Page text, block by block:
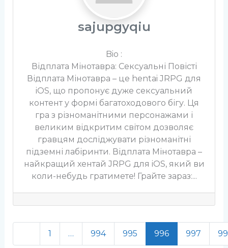
sajupgyqiu
Bio :
Відплата Мінотавра: Сексуальні Повісті
Відплата Мінотавра – це hentai JRPG для
iOS, що пропонує дуже сексуальний
контент у формі багатоходового бігу. Ця
гра з різноманітними персонажами і
великим відкритим світом дозволяє
гравцям досліджувати різноманітні
підземні лабіринти. Відплата Мінотавра –
найкращий хентай JRPG для iOS, який ви
коли-небудь гратимете! Грайте зараз:...
Newer posts
1 … 994 995 996 997